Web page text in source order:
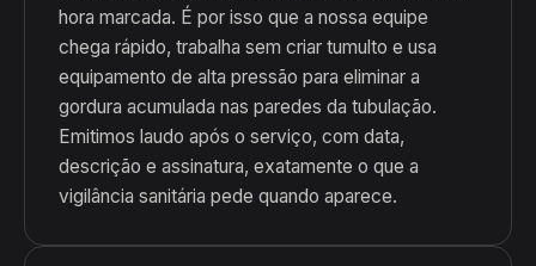
hora marcada. É por isso que a nossa equipe
chega rápido, trabalha sem criar tumulto e usa
equipamento de alta pressão para eliminar a
gordura acumulada nas paredes da tubulação.
Emitimos laudo após o serviço, com data,
descrição e assinatura, exatamente o que a
vigilância sanitária pede quando aparece.